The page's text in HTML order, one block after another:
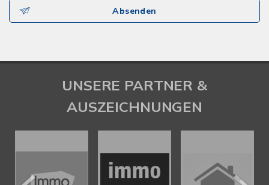
Absenden
UNSERE PARTNER &
AUSZEICHNUNGEN